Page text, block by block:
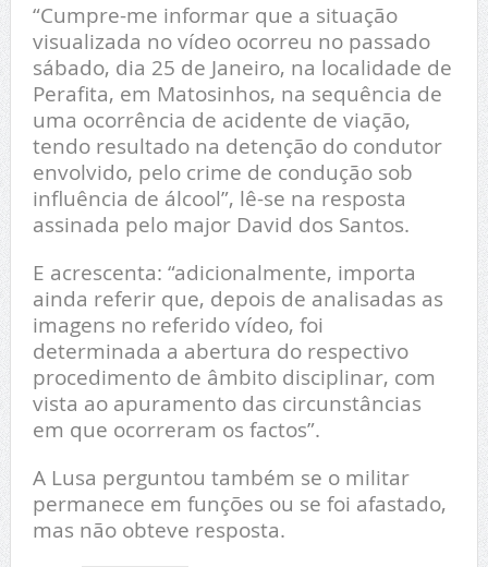
“Cumpre-me informar que a situação
visualizada no vídeo ocorreu no passado
sábado, dia 25 de Janeiro, na localidade de
Perafita, em Matosinhos, na sequência de
uma ocorrência de acidente de viação,
tendo resultado na detenção do condutor
envolvido, pelo crime de condução sob
influência de álcool”, lê-se na resposta
assinada pelo major David dos Santos.
E acrescenta: “adicionalmente, importa
ainda referir que, depois de analisadas as
imagens no referido vídeo, foi
determinada a abertura do respectivo
procedimento de âmbito disciplinar, com
vista ao apuramento das circunstâncias
em que ocorreram os factos”.
A Lusa perguntou também se o militar
permanece em funções ou se foi afastado,
mas não obteve resposta.